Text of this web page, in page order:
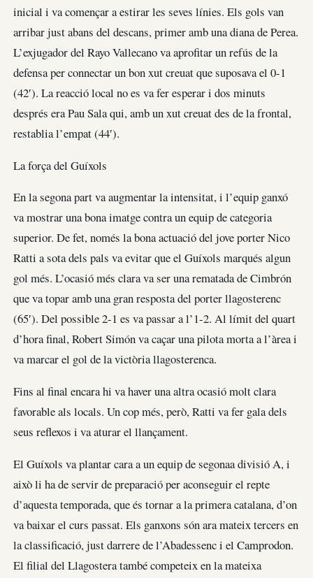
inicial i va començar a estirar les seves línies. Els gols van
arribar just abans del descans, primer amb una diana de Perea.
L’exjugador del Rayo Vallecano va aprofitar un refús de la
defensa per connectar un bon xut creuat que suposava el 0-1
(42′). La reacció local no es va fer esperar i dos minuts
després era Pau Sala qui, amb un xut creuat des de la frontal,
restablia l’empat (44′).
La força del Guíxols
En la segona part va augmentar la intensitat, i l’equip ganxó
va mostrar una bona imatge contra un equip de categoria
superior. De fet, només la bona actuació del jove porter Nico
Ratti a sota dels pals va evitar que el Guíxols marqués algun
gol més. L’ocasió més clara va ser una rematada de Cimbrón
que va topar amb una gran resposta del porter llagosterenc
(65′). Del possible 2-1 es va passar a l’1-2. Al límit del quart
d’hora final, Robert Simón va caçar una pilota morta a l’àrea i
va marcar el gol de la victòria llagosterenca.
Fins al final encara hi va haver una altra ocasió molt clara
favorable als locals. Un cop més, però, Ratti va fer gala dels
seus reflexos i va aturar el llançament.
El Guíxols va plantar cara a un equip de segonaa divisió A, i
això li ha de servir de preparació per aconseguir el repte
d’aquesta temporada, que és tornar a la primera catalana, d’on
va baixar el curs passat. Els ganxons són ara mateix tercers en
la classificació, just darrere de l’Abadessenc i el Camprodon.
El filial del Llagostera també competeix en la mateixa